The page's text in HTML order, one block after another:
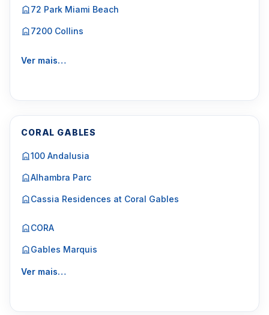
72 Park Miami Beach
7200 Collins
Ver mais…
CORAL GABLES
100 Andalusia
Alhambra Parc
Cassia Residences at Coral Gables
CORA
Gables Marquis
Ver mais…